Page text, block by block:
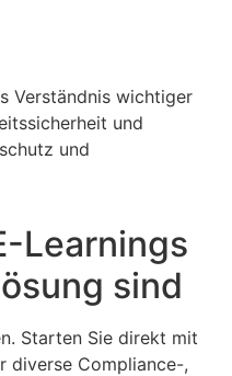
Verständnis wichtiger
und
und
Learnings
sind
Starten Sie direkt mit
diverse Compliance-,